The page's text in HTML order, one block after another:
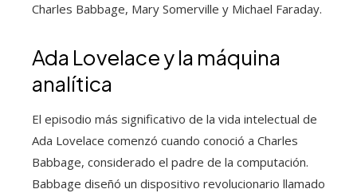
Charles Babbage, Mary Somerville y Michael Faraday.
Ada Lovelace y la máquina
analítica
El episodio más significativo de la vida intelectual de
Ada Lovelace comenzó cuando conoció a Charles
Babbage, considerado el padre de la computación.
Babbage diseñó un dispositivo revolucionario llamado